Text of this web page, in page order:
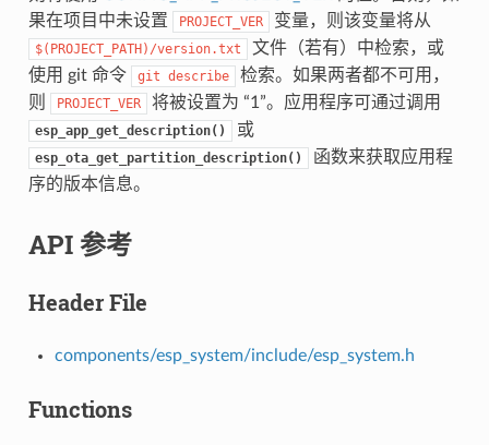
果在项目中未设置
PROJECT_VER 变量，则该变量将从
$(PROJECT_PATH)/version.txt
文件（若有）中检索，或
使用 git 命令
git describe
检索。如果两者都不可用，
则
PROJECT_VER 将被设置为 “1”。应用程序可通过调用
esp_app_get_description() 或
esp_ota_get_partition_description()
函数来获取应用程
序的版本信息。
API 参考
Header File
components/esp_system/include/esp_system.h
Functions